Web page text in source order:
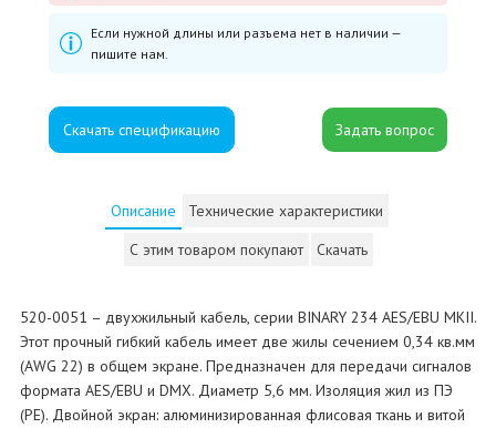
Если нужной длины или разъема нет в наличии —
пишите нам.
Скачать спецификацию
Описание
Технические характеристики
С этим товаром покупают
Скачать
520-0051 – двухжильный кабель, серии BINARY 234 AES/EBU MKII.
Этот прочный гибкий кабель имеет две жилы сечением 0,34 кв.мм
(AWG 22) в общем экране. Предназначен для передачи сигналов
формата AES/EBU и DMX. Диаметр 5,6 мм. Изоляция жил из ПЭ
(PE). Двойной экран: алюминизированная флисовая ткань и витой